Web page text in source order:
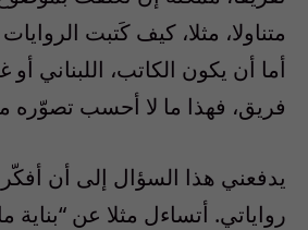
متناولا، مثلا، كيف كَتبت الروايات
أما أن يكون الكاتب، اللبناني
فريق، فهذا ما لا أحسب تصوّره
يدفعني هذا السؤال إلى أن
رواياتي. أتساءل مثلا عن “بناية